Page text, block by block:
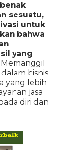
sesuatu,
untuk
bahwa
yang
Memanggil
bisnis
yang lebih
jasa
diri dan